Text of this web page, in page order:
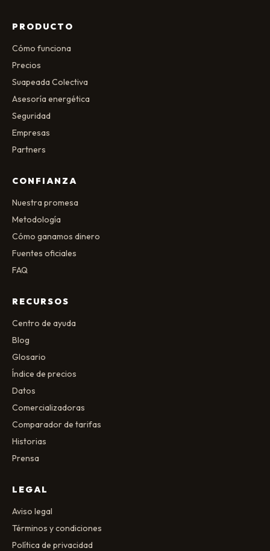
PRODUCTO
Cómo funciona
Precios
Suapeada Colectiva
Asesoría energética
Seguridad
Empresas
Partners
CONFIANZA
Nuestra promesa
Metodología
Cómo ganamos dinero
Fuentes oficiales
FAQ
RECURSOS
Centro de ayuda
Blog
Glosario
Índice de precios
Datos
Comercializadoras
Comparador de tarifas
Historias
Prensa
LEGAL
Aviso legal
Términos y condiciones
Política de privacidad